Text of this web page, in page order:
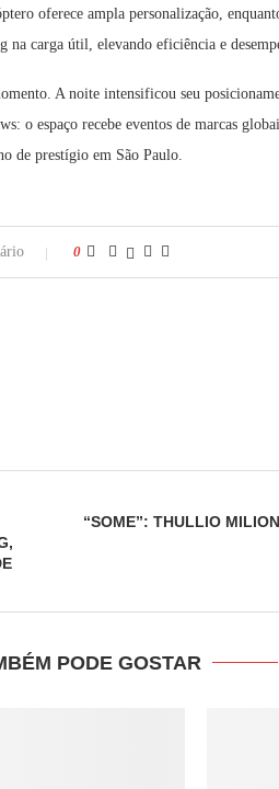
oferece ampla personalização,
carga útil, elevando eficiência e
A noite intensificou seu
o espaço recebe eventos de marcas
de prestígio em São Paulo.
0
“SOME”: THULLIO
PODE GOSTAR